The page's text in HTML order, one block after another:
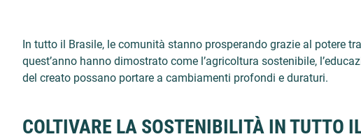
In tutto il Brasile, le comunità stanno prosperando grazie al potere
quest’anno hanno dimostrato come l’agricoltura sostenibile,
del creato possano portare a cambiamenti profondi e duraturi.
COLTIVARE LA SOSTENIBILITÀ IN TUTTO